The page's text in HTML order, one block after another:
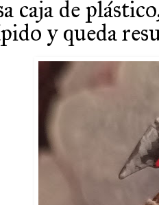
caja de
y queda